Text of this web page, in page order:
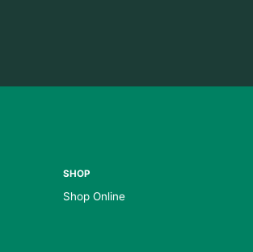
SHOP
Shop Online